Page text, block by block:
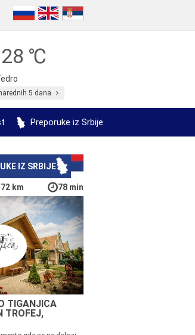
28 ℃
5 dana
Preporuke iz Srbije
IZ SRBIJE
km 78 min
TIGANJICA
TROFEJ,